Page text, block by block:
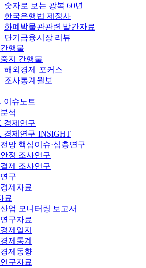
숫자로 보는 광복 60년
한국은행법 제정사
화폐박물관관련 발간자료
단기금융시장 리뷰
행물
지 간행물
해외경제 포커스
조사통계월보
이슈노트
석
경제연구
경제연구 INSIGHT
망 핵심이슈·심층연구
정 조사연구
제 조사연구
구
제자료
료
업 모니터링 보고서
구자료
제일지
제통계
제동향
구자료